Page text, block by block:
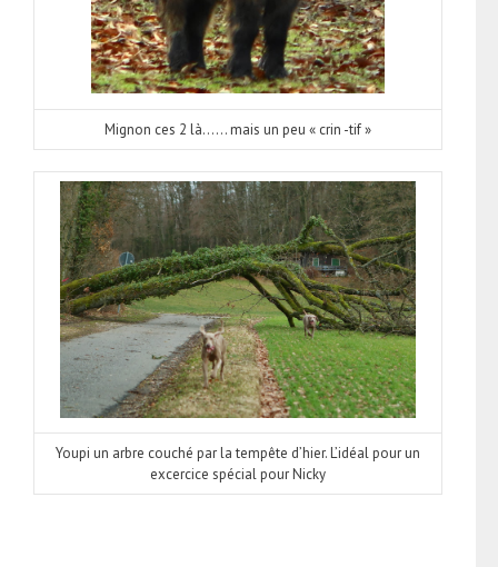
Mignon ces 2 là…… mais un peu « crin -tif »
Youpi un arbre couché par la tempête d’hier. L’idéal pour un
excercice spécial pour Nicky